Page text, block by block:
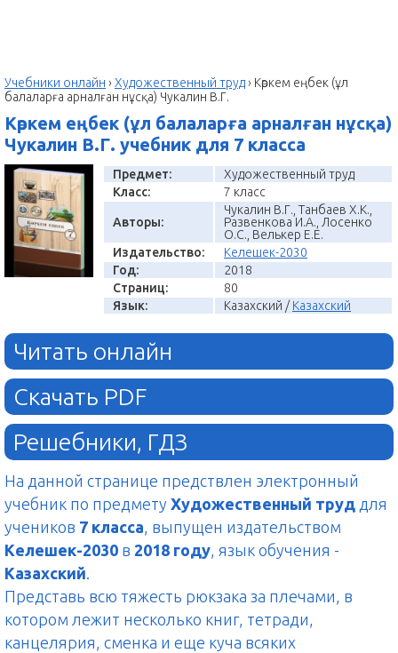
Учебники онлайн ›Художественный труд› Көркем еңбек (ұл
балаларға арналған нұсқа) Чукалин В.Г.
Көркем еңбек (ұл балаларға арналған нұсқа)
Чукалин В.Г. учебник для 7 класса
Предмет:
Художественный труд
Класс:
7 класс
Авторы:
Чукалин В.Г., Танбаев Х.К.,
Развенкова И.А., Лосенко
О.С., Велькер Е.Е.
Издательство:
Келешек-2030
Год:
2018
Страниц:
80
Язык:
Казахский / Казахский
Читать онлайн
Скачать PDF
Решебники, ГДЗ
На данной странице предствлен электронный
учебник по предмету Художественный труд для
учеников 7 класса, выпущен издательством
Келешек-2030 в 2018 году, язык обучения -
Казахский.
Представь всю тяжесть рюкзака за плечами, в
котором лежит несколько книг, тетради,
канцелярия, сменка и еще куча всяких